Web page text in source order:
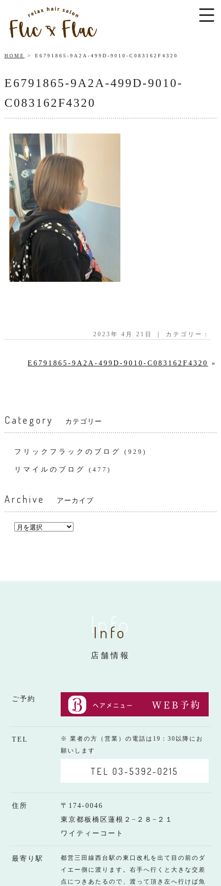
HOME E6791865-9A2A-499D-9010-C083162F4320
E6791865-9A2A-499D-9010-
C083162F4320
2023年 4月 21日 ｜ カテゴリー：
E6791865-9A2A-499D-9010-C083162F4320 »
Category カテゴリー
フリックフラックのブログ (929)
リマイルのブログ (477)
Archive アーカイブ
Info
Info
店舗情報
ご予約
TEL
※ 業者の方（営業）の電話は19：30以降にお
願いします
TEL 03-5392-0215
住所
〒174-0046
東京都板橋区蓮根２−２８−２１
ワイティーコート
最寄り駅
都営三田線西台駅の東口改札を出て目の前のダ
イエー側に渡ります。右手へ行くと大きな交差
点につきあたるので、渡って頂き左へ行けば魚